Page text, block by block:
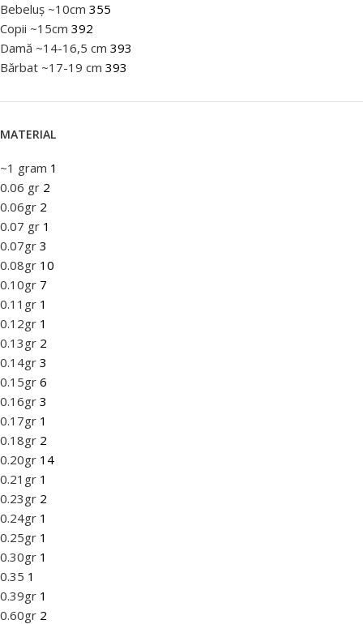
Bebeluș ~10cm 355
Copii ~15cm 392
Damă ~14-16,5 cm 393
Bărbat ~17-19 cm 393
MATERIAL
~1 gram 1
0.06 gr 2
0.06gr 2
0.07 gr 1
0.07gr 3
0.08gr 10
0.10gr 7
0.11gr 1
0.12gr 1
0.13gr 2
0.14gr 3
0.15gr 6
0.16gr 3
0.17gr 1
0.18gr 2
0.20gr 14
0.21gr 1
0.23gr 2
0.24gr 1
0.25gr 1
0.30gr 1
0.35 1
0.39gr 1
0.60gr 2